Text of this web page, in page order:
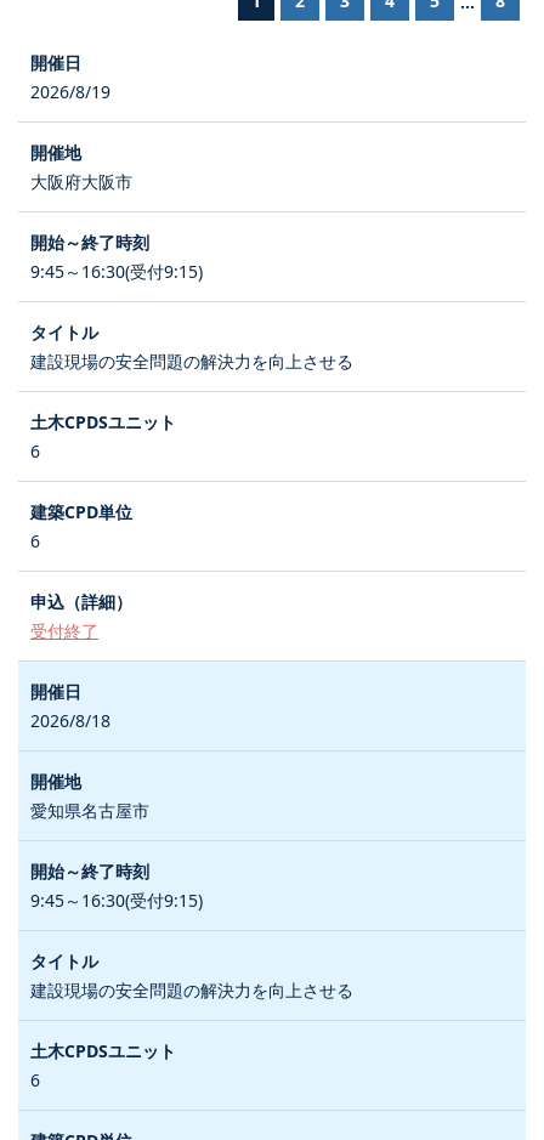
2026/8/19
大阪府大阪市
9:45～16:30(受付9:15)
建設現場の安全問題の解決力を向上させる
6
6
受付終了
2026/8/18
愛知県名古屋市
9:45～16:30(受付9:15)
建設現場の安全問題の解決力を向上させる
6